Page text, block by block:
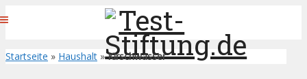
Startseite » Haushalt »Kirschwasser